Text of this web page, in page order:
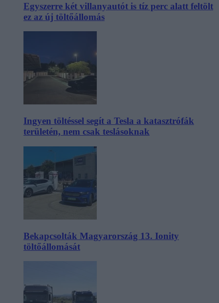
Egyszerre két villanyautót is tíz perc alatt feltölt
ez az új töltőállomás
Ingyen töltéssel segít a Tesla a katasztrófák
területén, nem csak teslásoknak
Bekapcsolták Magyarország 13. Ionity
töltőállomását